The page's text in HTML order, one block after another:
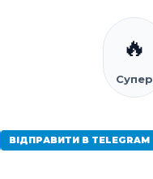
🔥
Супер
ВІДПРАВИТИ В TELEGRAM